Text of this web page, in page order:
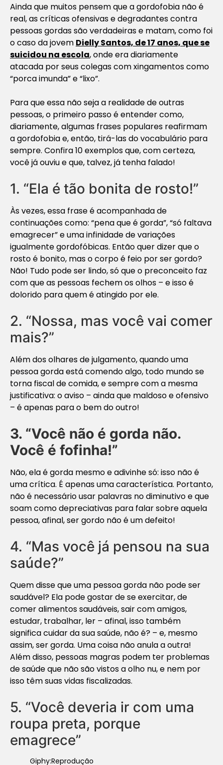
Ainda que muitos pensem que a gordofobia não é
real, as críticas ofensivas e degradantes contra
pessoas gordas são verdadeiras e matam, como foi
o caso da jovem Dielly Santos, de 17 anos, que se
suicidou na escola, onde era diariamente
atacada por seus colegas com xingamentos como
“porca imunda” e “lixo”.
Para que essa não seja a realidade de outras
pessoas, o primeiro passo é entender como,
diariamente, algumas frases populares reafirmam
a gordofobia e, então, tirá-las do vocabulário para
sempre. Confira 10 exemplos que, com certeza,
você já ouviu e que, talvez, já tenha falado!
1. “Ela é tão bonita de rosto!”
Às vezes, essa frase é acompanhada de
continuações como: “pena que é gorda”, “só faltava
emagrecer” e uma infinidade de variações
igualmente gordofóbicas. Então quer dizer que o
rosto é bonito, mas o corpo é feio por ser gordo?
Não! Tudo pode ser lindo, só que o preconceito faz
com que as pessoas fechem os olhos – e isso é
dolorido para quem é atingido por ele.
2. “Nossa, mas você vai comer
mais?”
Além dos olhares de julgamento, quando uma
pessoa gorda está comendo algo, todo mundo se
torna fiscal de comida, e sempre com a mesma
justificativa: o aviso – ainda que maldoso e ofensivo
– é apenas para o bem do outro!
3. “Você não é gorda não.
Você é fofinha!”
Não, ela é gorda mesmo e adivinhe só: isso não é
uma crítica. É apenas uma característica. Portanto,
não é necessário usar palavras no diminutivo e que
soam como depreciativas para falar sobre aquela
pessoa, afinal, ser gordo não é um defeito!
4. “Mas você já pensou na sua
saúde?”
Quem disse que uma pessoa gorda não pode ser
saudável? Ela pode gostar de se exercitar, de
comer alimentos saudáveis, sair com amigos,
estudar, trabalhar, ler – afinal, isso também
significa cuidar da sua saúde, não é? – e, mesmo
assim, ser gorda. Uma coisa não anula a outra!
Além disso, pessoas magras podem ter problemas
de saúde que não são vistos a olho nu, e nem por
isso têm suas vidas fiscalizadas.
5. “Você deveria ir com uma
roupa preta, porque
emagrece”
Giphy:Reprodução